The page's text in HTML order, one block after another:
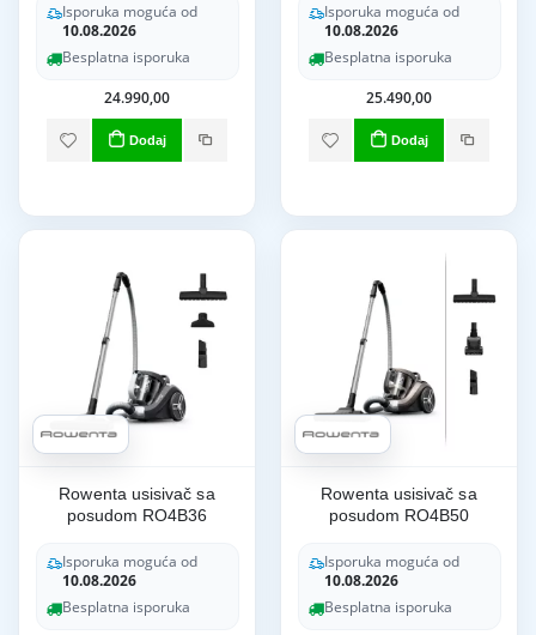
Isporuka moguća od
10.08.2026
Besplatna isporuka
24.990,00
Dodaj
Isporuka moguća od
10.08.2026
Besplatna isporuka
25.490,00
Dodaj
Rowenta usisivač sa
posudom RO4B36
Isporuka moguća od
10.08.2026
Besplatna isporuka
Rowenta usisivač sa
posudom RO4B50
Isporuka moguća od
10.08.2026
Besplatna isporuka